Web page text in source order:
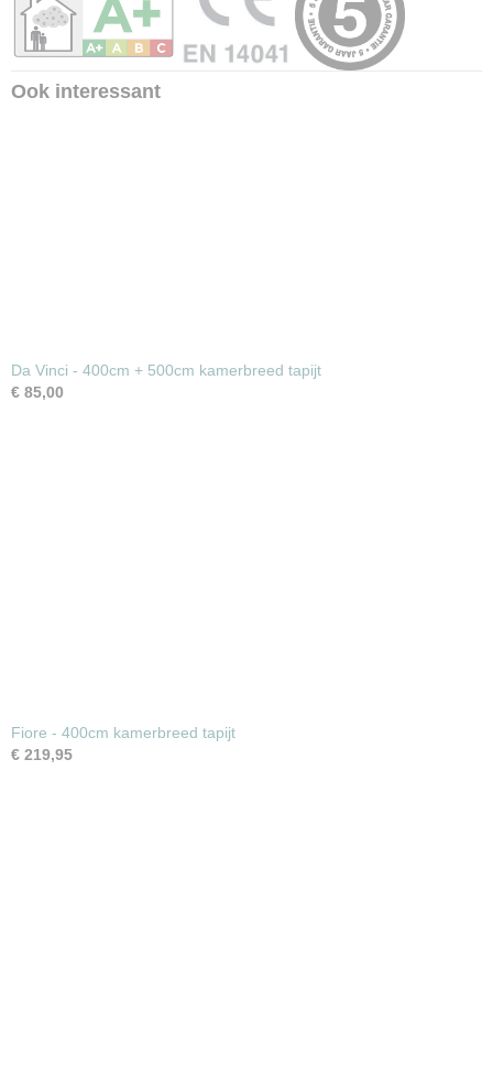
Ook interessant
Da Vinci - 400cm + 500cm kamerbreed tapijt
€ 85,00
Fiore - 400cm kamerbreed tapijt
€ 219,95